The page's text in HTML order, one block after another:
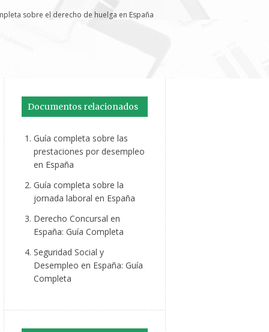
sobre el derecho de huelga en España
Documentos relacionados
Guía completa sobre las
prestaciones por desempleo
en España
Guía completa sobre la
jornada laboral en España
Derecho Concursal en
España: Guía Completa
Seguridad Social y
Desempleo en España: Guía
Completa